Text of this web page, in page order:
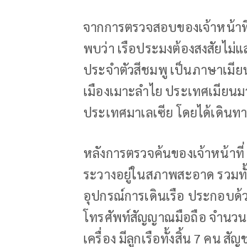
จากการตรวจสอบของเจ้าหน้
พบว่า เรือประมงต้องสงสัยไม่
ประจำตัวสีชมพู เป็นภาษาเมีย
เมืองเมาะลำไย ประเทศเมีย
ประเทศมาเลเซีย โดยได้เดิน
หลังการตรวจค้นของเจ้าหน้า
ระวางอยู่ในสภาพสะอาด รวม
อุปกรณ์การเดินเรือ ประกอบด้
โทรศัพท์สัญญาณมือถือ จำนว
เครื่อง มีลูกเรือทั้งสิ้น 7 คน สัญ